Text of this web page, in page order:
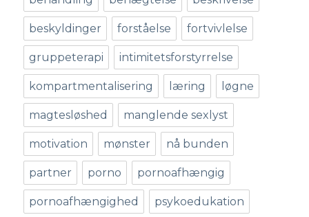
beskyldinger forståelse fortvivlelse
gruppeterapi intimitetsforstyrrelse
kompartmentalisering læring løgne
magtesløshed manglende sexlyst
motivation mønster nå bunden
partner porno pornoafhængig
pornoafhængighed psykoedukation